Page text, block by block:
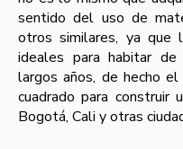
sentido del uso de
otros similares, ya que
ideales para habitar
largos años, de hecho
cuadrado para construir
Bogotá, Cali y otras